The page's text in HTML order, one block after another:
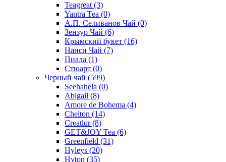
Teagreat (3)
Yantra Tea (0)
А.П. Селиванов Чай (0)
Зензур Чай (6)
Крымский букет (16)
Нанси Чай (7)
Пиала (1)
Стюарт (0)
Черный чай (599)
Seehahela (0)
Abigail (8)
Amore de Bohema (4)
Chelton (14)
Creatlur(8)
GET&JOY Tea (6)
Greenfield (31)
Hyleys (20)
Hyton (35)